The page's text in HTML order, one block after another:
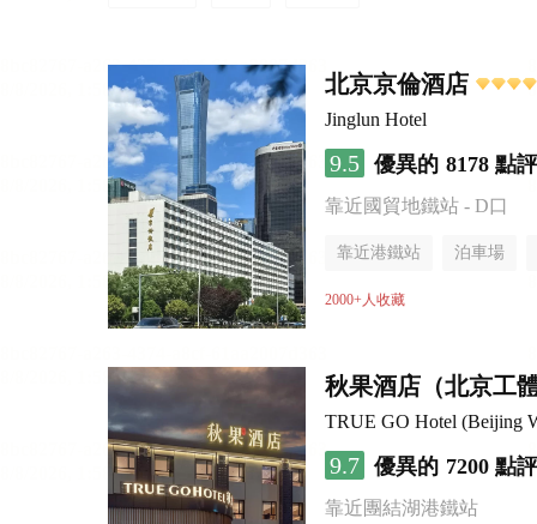
北京京倫酒店
Jinglun Hotel
9.5 優異的 8178 點評
靠近國貿地鐵站 - D口
靠近港鐵站 泊車場
無煙樓層
2000+人收藏
秋果酒店（北京工
TRUE GO Hotel (Beijing
9.7 優異的 7200 點評
靠近團結湖港鐵站